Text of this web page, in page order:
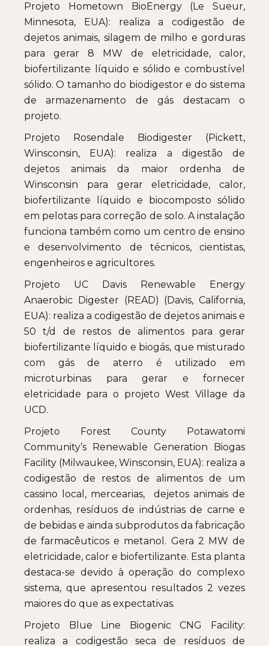
Projeto Hometown BioEnergy (Le Sueur,
Minnesota, EUA): realiza a codigestão de
dejetos animais, silagem de milho e gorduras
para gerar 8 MW de eletricidade, calor,
biofertilizante líquido e sólido e combustível
sólido. O tamanho do biodigestor e do sistema
de armazenamento de gás destacam o
projeto.
Projeto Rosendale Biodigester (Pickett,
Winsconsin, EUA): realiza a digestão de
dejetos animais da maior ordenha de
Winsconsin para gerar eletricidade, calor,
biofertilizante líquido e biocomposto sólido
em pelotas para correção de solo. A instalação
funciona também como um centro de ensino
e desenvolvimento de técnicos, cientistas,
engenheiros e agricultores.
Projeto UC Davis Renewable Energy
Anaerobic Digester (READ) (Davis, California,
EUA): realiza a codigestão de dejetos animais e
50 t/d de restos de alimentos para gerar
biofertilizante líquido e biogás, que misturado
com gás de aterro é utilizado em
microturbinas para gerar e fornecer
eletricidade para o projeto West Village da
UCD.
Projeto Forest County Potawatomi
Community’s Renewable Generation Biogas
Facility (Milwaukee, Winsconsin, EUA): realiza a
codigestão de restos de alimentos de um
cassino local, mercearias, dejetos animais de
ordenhas, resíduos de indústrias de carne e
de bebidas e ainda subprodutos da fabricação
de farmacêuticos e metanol. Gera 2 MW de
eletricidade, calor e biofertilizante. Esta planta
destaca-se devido à operação do complexo
sistema, que apresentou resultados 2 vezes
maiores do que as expectativas.
Projeto Blue Line Biogenic CNG Facility:
realiza a codigestão seca de resíduos de